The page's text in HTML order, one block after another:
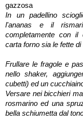
gazzosa
In un padellino
l'ananas e il
completamente con il
carta forno sia le fette
Frullare le fragole e
nello shaker,
cubetti) ed un
Versare nei bicchieri
rosmarino ed una
bella schiumetta dal